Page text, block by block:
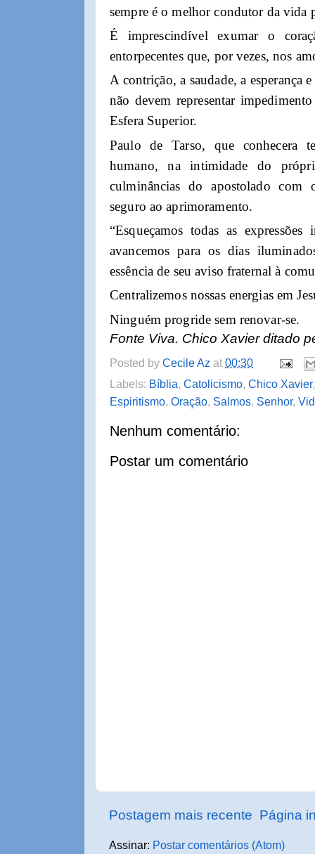
sempre é o melhor condutor da vida
É imprescindível exumar o
entorpecentes que, por vezes, nos
A contrição, a saudade, a esperança
não devem representar
Esfera Superior.
Paulo de Tarso, que conhecera
humano, na intimidade do
culminâncias do apostolado com
seguro ao aprimoramento.
“Esqueçamos todas as
avancemos para os dias
essência de seu aviso fraternal à
Centralizemos nossas energias em
Ninguém progride sem renovar-se.
Fonte Viva. Chico Xavier ditado
Posted by Cecile Az at 00:30
Labels: Bíblia, Catolicismo, Chico Xavier
Espiritismo, Oração, Salmos, Senhor,
Nenhum comentário:
Postar um comentário
Postagem mais recente Página
Assinar: Postar comentários (Atom)